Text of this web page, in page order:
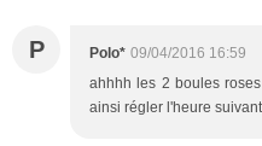
P Polo* 09/04/2016 16:59
ahhhh les 2 boules
ainsi régler l'heure